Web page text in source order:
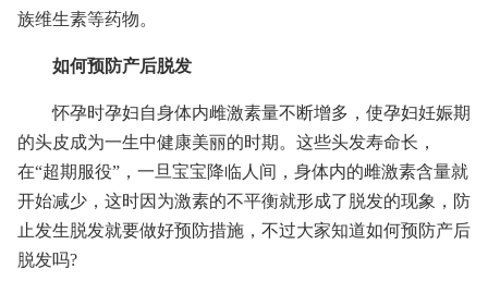
族维生素等药物。
如何预防产后脱发
怀孕时孕妇自身体内雌激素量不断增多，使孕妇妊娠期
的头皮成为一生中健康美丽的时期。这些头发寿命长，
在“超期服役”，一旦宝宝降临人间，身体内的雌激素含量就
开始减少，这时因为激素的不平衡就形成了脱发的现象，防
止发生脱发就要做好预防措施，不过大家知道如何预防产后
脱发吗?